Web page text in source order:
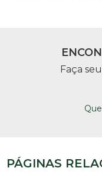
Faça
PÁGINAS